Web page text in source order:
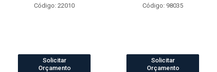
Código: 22010
Solicitar
Orçamento
Código: 98035
Solicitar
Orçamento